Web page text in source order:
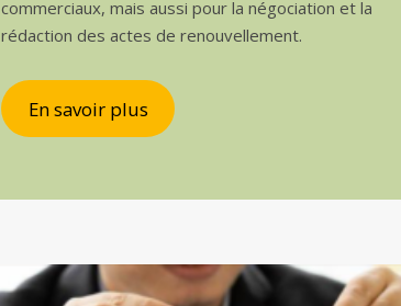
commerciaux, mais aussi pour la négociation et la
rédaction des actes de renouvellement.
En savoir plus